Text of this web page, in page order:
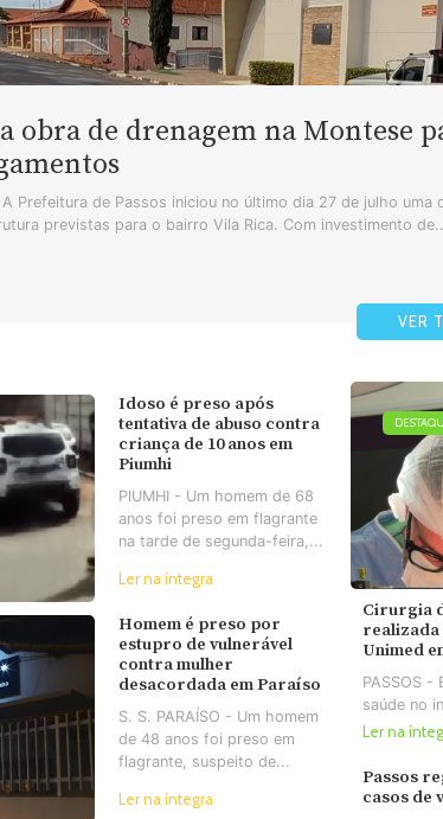
de drenagem na Montese
A Prefeitura de Passos iniciou no último dia 27 de julho uma
previstas para o bairro Vila Rica. Com investimento
VER
Idoso é preso após
tentativa de abuso contra
criança de 10 anos em
Piumhi
PIUMHI - Um homem de 68
anos foi preso em flagrante
na tarde de segunda-feira,...
Ler na íntegra
Homem é preso por
estupro de vulnerável
contra mulher
desacordada em Paraíso
S. S. PARAÍSO - Um homem
de 48 anos foi preso em
flagrante, suspeito de...
Ler na íntegra
Cirurgia
realizada
Unimed
PASSOS -
saúde no
Ler na
Passos
casos de